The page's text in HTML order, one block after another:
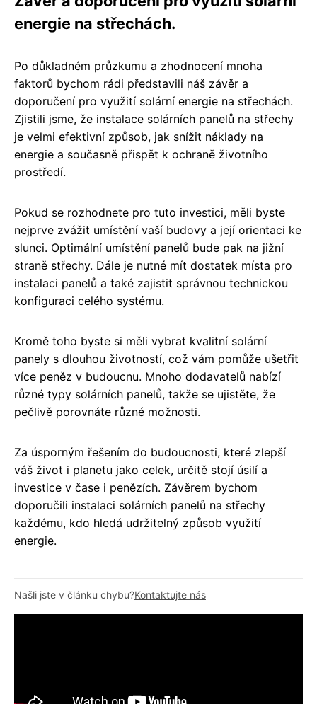
energie na střechách.
Po důkladném průzkumu a zhodnocení mnoha
faktorů bychom rádi představili náš závěr a
doporučení pro využití solární energie na střechách.
Zjistili jsme, že instalace solárních panelů na střechy
je velmi efektivní způsob, jak snížit náklady na
energie a současně přispět k ochraně životního
prostředí.
Pokud se rozhodnete pro tuto investici, měli byste
nejprve zvážit umístění vaší budovy a její orientaci ke
slunci. Optimální umístění panelů bude pak na jižní
straně střechy. Dále je nutné mít dostatek místa pro
instalaci panelů a také zajistit správnou technickou
konfiguraci celého systému.
Kromě toho byste si měli vybrat kvalitní solární
panely s dlouhou životností, což vám pomůže ušetřit
více peněz v budoucnu. Mnoho dodavatelů nabízí
různé typy solárních panelů, takže se ujistěte, že
pečlivě porovnáte různé možnosti.
Za úsporným řešením do budoucnosti, které zlepší
váš život i planetu jako celek, určitě stojí úsilí a
investice v čase i penězích. Závěrem bychom
doporučili instalaci solárních panelů na střechy
každému, kdo hledá udržitelný způsob využití
energie.
Našli jste v článku chybu?Kontaktujte nás